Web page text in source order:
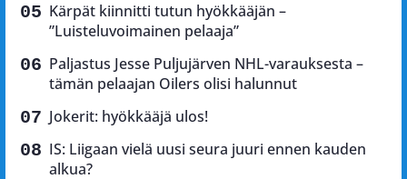
Kärpät kiinnitti tutun hyökkääjän –
”Luisteluvoimainen pelaaja”
Paljastus Jesse Puljujärven NHL-varauksesta –
tämän pelaajan Oilers olisi halunnut
Jokerit: hyökkääjä ulos!
IS: Liigaan vielä uusi seura juuri ennen kauden
alkua?